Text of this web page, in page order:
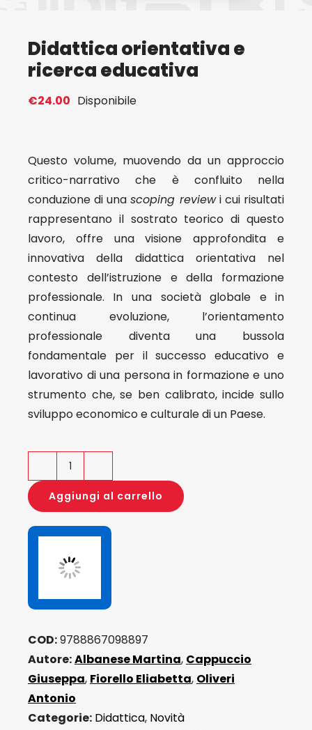
Didattica orientativa e
ricerca educativa
€24.00 Disponibile
Questo volume, muovendo da un approccio
critico-narrativo che è confluito nella
conduzione di unascoping reviewi cui risultati
rappresentano il sostrato teorico di questo
lavoro, offre una visione approfondita e
innovativa della didattica orientativa nel
contesto dell’istruzione e della formazione
professionale. In una società globale e in
continua evoluzione, l’orientamento
professionale diventa una bussola
fondamentale per il successo educativo e
lavorativo di una persona in formazione e uno
strumento che, se ben calibrato, incide sullo
sviluppo economico e culturale di un Paese.
Didattica
orientativa
e
ricerca
educativa
quantità
Aggiungi al carrello
COD:9788867098897
Autore:Albanese Martina, Cappuccio
Giuseppa, Fiorello Eliabetta, Oliveri
Antonio
Categorie: Didattica, Novità